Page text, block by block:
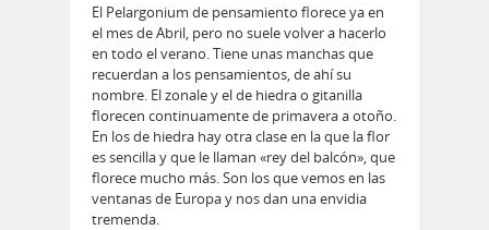
El Pelargonium de pensamiento florece ya en
el mes de Abril, pero no suele volver a hacerlo
en todo el verano. Tiene unas manchas que
recuerdan a los pensamientos, de ahí su
nombre. El zonale y el de hiedra o gitanilla
florecen continuamente de primavera a otoño.
En los de hiedra hay otra clase en la que la flor
es sencilla y que le llaman «rey del balcón», que
florece mucho más. Son los que vemos en las
ventanas de Europa y nos dan una envidia
tremenda.